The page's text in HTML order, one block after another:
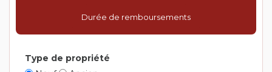
Durée de remboursements